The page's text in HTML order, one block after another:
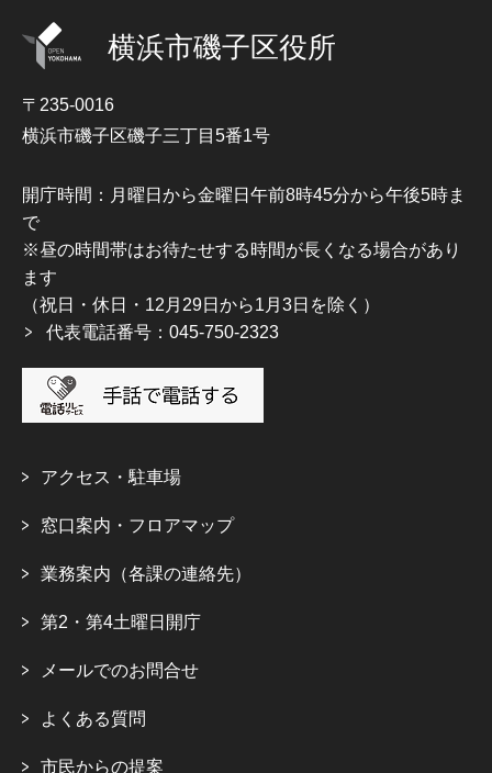
横浜市磯子区役所
〒235-0016
横浜市磯子区磯子三丁目5番1号
開庁時間：月曜日から金曜日午前8時45分から午後5時ま
で
※昼の時間帯はお待たせする時間が長くなる場合があり
ます
（祝日・休日・12月29日から1月3日を除く）
代表電話番号：045-750-2323
アクセス・駐車場
窓口案内・フロアマップ
業務案内（各課の連絡先）
第2・第4土曜日開庁
メールでのお問合せ
よくある質問
市民からの提案